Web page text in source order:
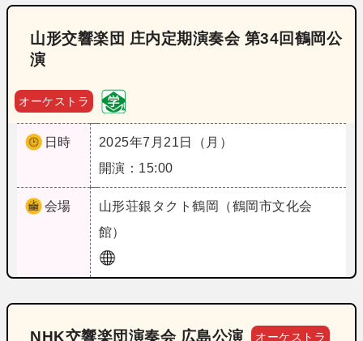
山形交響楽団 庄内定期演奏会 第34回鶴岡公
演
オーケストラ
日時
2025年7月21日（月）
開演：15:00
会場 山形荘銀タクト鶴岡（鶴岡市文化会
館）
NHK交響楽団演奏会 広島公演 オーケストラ